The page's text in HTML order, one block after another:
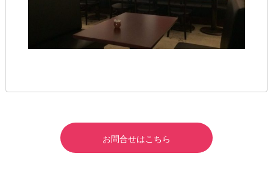
お問合せはこちら